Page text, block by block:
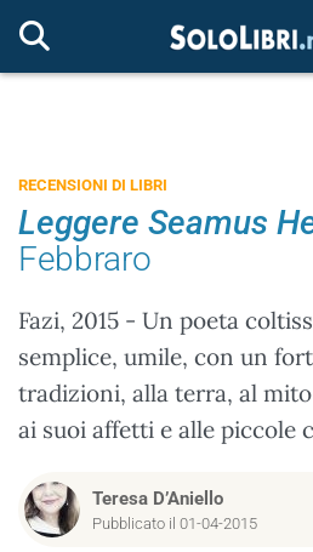
RECENSIONI DI LIBRI
Leggere Seamus
Febbraro
Fazi, 2015 - Un poeta
semplice, umile, con un
tradizioni, alla terra, al
ai suoi affetti e alle piccole
Teresa D’Aniello
Pubblicato il 01-04-2015